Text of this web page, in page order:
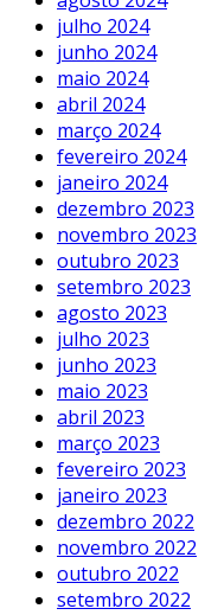
julho 2024
junho 2024
maio 2024
abril 2024
março 2024
fevereiro 2024
janeiro 2024
dezembro 2023
novembro 2023
outubro 2023
setembro 2023
agosto 2023
julho 2023
junho 2023
maio 2023
abril 2023
março 2023
fevereiro 2023
janeiro 2023
dezembro 2022
novembro 2022
outubro 2022
setembro 2022